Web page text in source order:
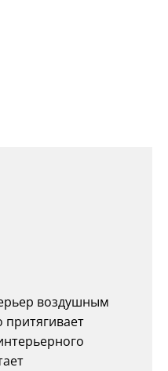
воздушным